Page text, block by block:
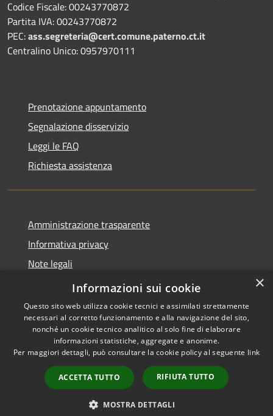
Codice Fiscale: 00243770872
Partita IVA: 00243770872
PEC:ass.segreteria@cert.comune.paterno.ct.it
Centralino Unico: 0957970111
Prenotazione appuntamento
Segnalazione disservizio
Leggi le FAQ
Richiesta assistenza
Amministrazione trasparente
Informativa privacy
Note legali
Dichiarazione di accessibilità
Accessibilità
Copyright © 2026 • Comune di
Paternò • Powered by
Municipium•
Accesso
redazione
×
Informazioni sui cookie
Questo sito web utilizza cookie tecnici e assimilati strettamente
necessari al corretto funzionamento e alla navigazione del sito,
nonché un cookie tecnico analitico al solo fine di elaborare
informazioni statistiche, aggregate e anonime.
Per maggiori dettagli, può consultare la cookie policy al seguente link
ACCETTA TUTTO RIFIUTA TUTTO
MOSTRA DETTAGLI